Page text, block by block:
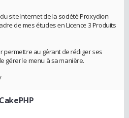
site Internet de la société Proxydion
de mes études en Licence 3 Produits
permettre au gérant de rédiger ses
gérer le menu à sa manière.